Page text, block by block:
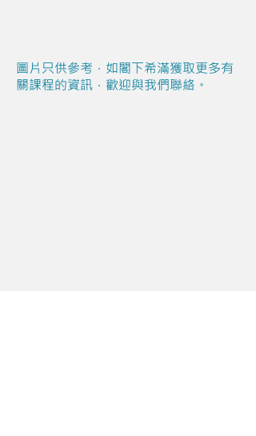
圖片只供參考，如閣下希滿獲取更多有
關課程的資訊，歡迎與我們聯絡。